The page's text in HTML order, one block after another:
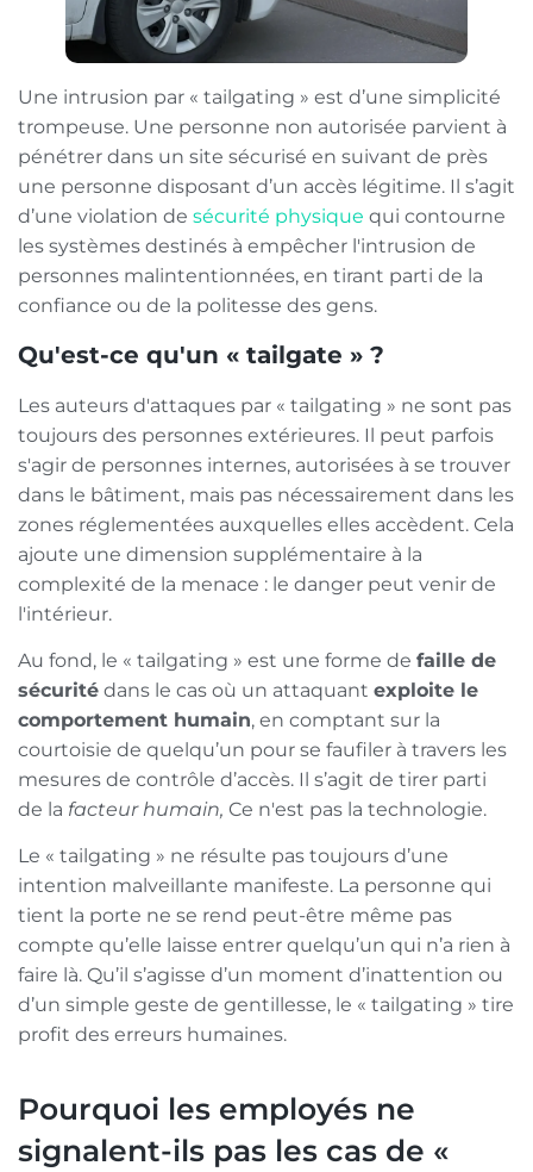
Une intrusion par « tailgating » est d’une simplicité
trompeuse. Une personne non autorisée parvient à
pénétrer dans un site sécurisé en suivant de près
une personne disposant d’un accès légitime. Il s’agit
d’une violation de sécurité physique qui contourne
les systèmes destinés à empêcher l'intrusion de
personnes malintentionnées, en tirant parti de la
confiance ou de la politesse des gens.
Qu'est-ce qu'un « tailgate » ?
Les auteurs d'attaques par « tailgating » ne sont pas
toujours des personnes extérieures. Il peut parfois
s'agir de personnes internes, autorisées à se trouver
dans le bâtiment, mais pas nécessairement dans les
zones réglementées auxquelles elles accèdent. Cela
ajoute une dimension supplémentaire à la
complexité de la menace : le danger peut venir de
l'intérieur.
Au fond, le « tailgating » est une forme de faille de
sécurité dans le cas où un attaquant exploite le
comportement humain, en comptant sur la
courtoisie de quelqu’un pour se faufiler à travers les
mesures de contrôle d’accès. Il s’agit de tirer parti
de la facteur humain, Ce n'est pas la technologie.
Le « tailgating » ne résulte pas toujours d’une
intention malveillante manifeste. La personne qui
tient la porte ne se rend peut-être même pas
compte qu’elle laisse entrer quelqu’un qui n’a rien à
faire là. Qu’il s’agisse d’un moment d’inattention ou
d’un simple geste de gentillesse, le « tailgating » tire
profit des erreurs humaines.
Pourquoi les employés ne
signalent-ils pas les cas de «